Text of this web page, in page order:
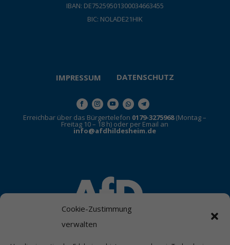
Cookie-Zustimmung
verwalten
IBAN: DE75259501300034663455
BIC: NOLADE21HIK
IMPRESSUM DATENSCHUTZ
Erreichbar über das Bürgertelefon 0179-3275968(Montag –
Freitag 10 – 18 h) oder per Email an
info@afdhildesheim.de